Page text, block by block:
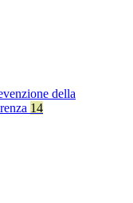
della
14